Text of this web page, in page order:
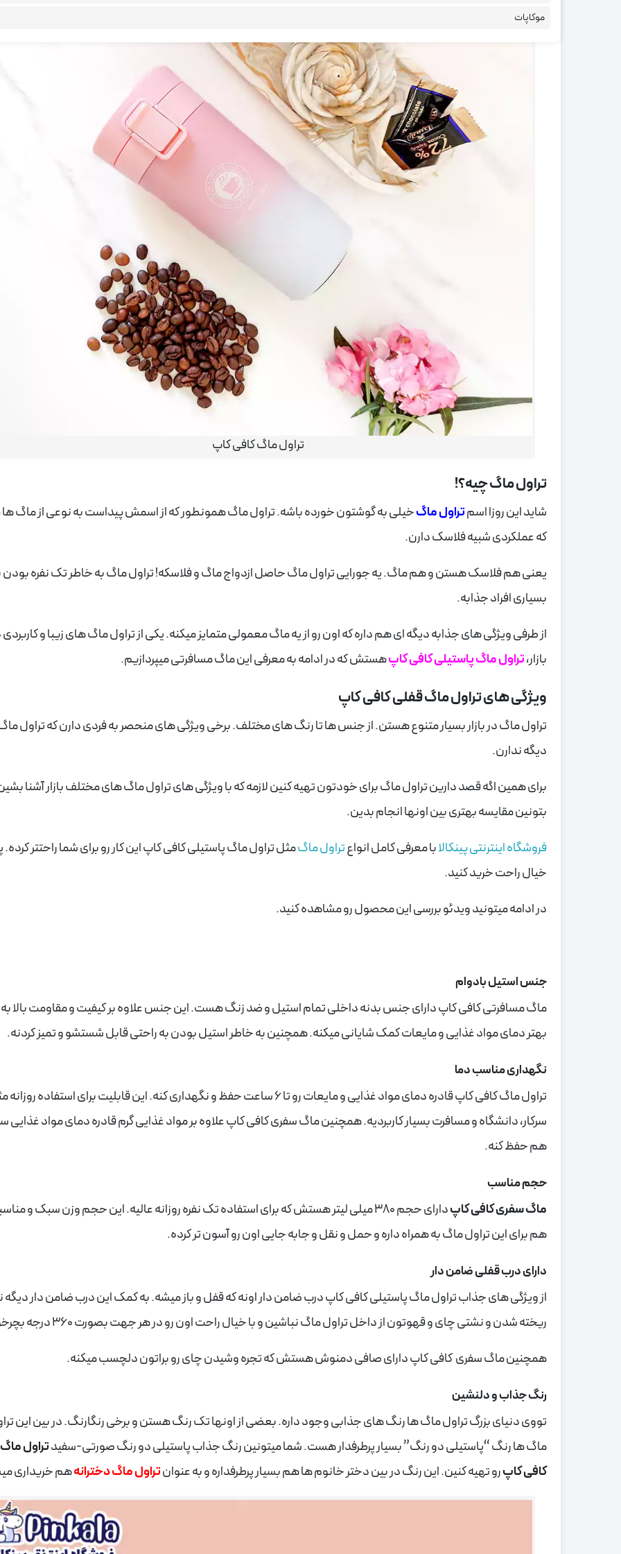
تراول ماگ کافی کاپ
تراول ماگ چیه؟!
شاید این روزا اسمتراول ماگخیلی به گوشتون خورده باشه. تراول ماگ همونطور که از اسمش پیداست به نوعی از ماگ
که عملکردی شبیه فلاسک دارن.
یعنی هم فلاسک هستن و هم ماگ. یه جورایی تراول ماگ حاصل ازدواج ماگ و فلاسکه! تراول ماگ به خاطر تک نفره بودن
بسیاری افراد جذابه.
از طرفی ویژگی های جذابه دیگه ای هم داره که اون رو از یه ماگ معمولی متمایز میکنه. یکی از تراول ماگ های زیبا و کاربردی
بازار،تراول ماگ پاستیلی کافی کاپهستش که در ادامه به معرفی این ماگ مسافرتی میپردازیم.
ویژگی های تراول ماگ قفلی کافی کاپ
تراول ماگ در بازار بسیار متنوع هستن. از جنس ها تا رنگ های مختلف. برخی ویژگی های منحصر به فردی دارن که تراول
دیگه ندارن.
برای همین اگه قصد دارین تراول ماگ برای خودتون تهیه کنین لازمه که با ویژگی های تراول ماگ های مختلف بازار آشنا
بتونین مقایسه بهتری بین اونها انجام بدین.
فروشگاه اینترنتی پینکالابا معرفی کامل انواعتراول ماگمثل تراول ماگ پاستیلی کافی کاپ این کار رو برای شما راحتتر
خیال راحت خرید کنید.
در ادامه میتونید ویدئو بررسی این محصول رو مشاهده کنید.
جنس استیل بادوام
ماگ مسافرتی کافی کاپ دارای جنس بدنه داخلی تمام استیل و ضد زنگ هست. این جنس علاوه بر کیفیت و مقاومت بالا
بهتر دمای مواد غذایی و مایعات کمک شایانی میکنه. همچنین به خاطر استیل بودن به راحتی قابل شستشو و تمیز کردنه.
نگهداری مناسب دما
تراول ماگ کافی کاپ قادره دمای مواد غذایی و مایعات رو تا 6 ساعت حفظ و نگهداری کنه. این قابلیت برای استفاده
سرکار، دانشگاه و مسافرت بسیار کاربردیه. همچنین ماگ سفری کافی کاپ علاوه بر مواد غذایی گرم قادره دمای مواد غذایی
هم حفظ کنه.
حجم مناسب
ماگ سفری کافی کاپ
دارای حجم 380 میلی لیتر هستش که برای استفاده تک نفره روزانه عالیه. این حجم وزن سبک و
هم برای این تراول ماگ به همراه داره و حمل و نقل و جابه جایی اون رو آسون تر کرده.
دارای درب قفلی ضامن دار
از ویژگی های جذاب تراول ماگ پاستیلی کافی کاپ درب ضامن دار اونه که قفل و باز میشه. به کمک این درب ضامن دار دیگه
ریخته شدن و نشتی چای و قهوتون از داخل تراول ماگ نباشین و با خیال راحت اون رو در هر جهت بصورت 360 درجه بچرخونین.
همچنین ماگ سفری کافی کاپ دارای صافی دمنوش هستش که تجره وشیدن چای رو براتون دلچسب میکنه.
رنگ جذاب و دلنشین
تووی دنیای بزرگ تراول ماگ ها رنگ های جذابی وجود داره. بعضی از اونها تک رنگ هستن و برخی رنگارنگ. در بین این
ماگ ها رنگ “پاستیلی دو رنگ” بسیار پرطرفدار هست. شما میتونین رنگ جذاب پاستیلی دو رنگ صورتی-سفیدتراول
کافی کاپرو تهیه کنین. این رنگ در بین دختر خانوم ها هم بسیار پرطرفداره و به عنوانتراول ماگ دخترانههم خریداری
موکاپات